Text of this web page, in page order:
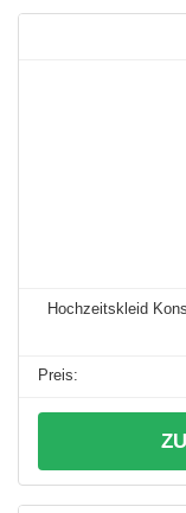
Hochzeitskleid